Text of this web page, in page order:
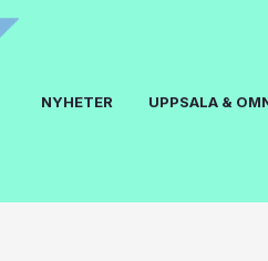
NYHETER UPPSALA &